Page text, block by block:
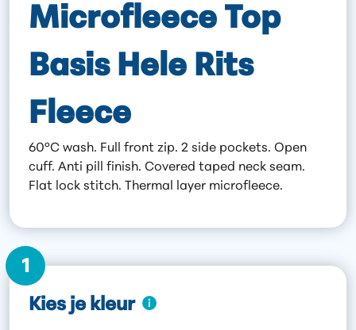
Microfleece Top
Basis Hele Rits
Fleece
60°C wash. Full front zip. 2 side pockets. Open
cuff. Anti pill finish. Covered taped neck seam.
Flat lock stitch. Thermal layer microfleece.
1
Kies je kleur